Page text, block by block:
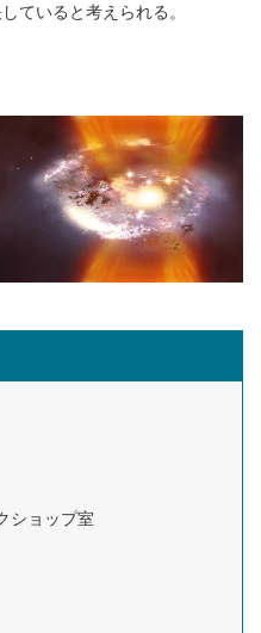
ていると考えられる。
ショップ室